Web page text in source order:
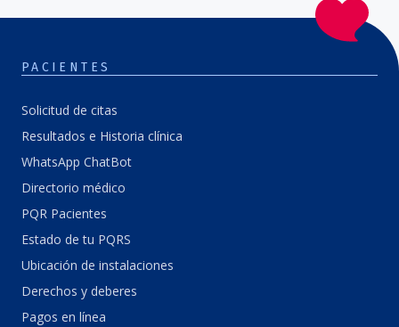
PACIENTES
Solicitud de citas
Resultados e Historia clínica
WhatsApp ChatBot
Directorio médico
PQR Pacientes
Estado de tu PQRS
Ubicación de instalaciones
Derechos y deberes
Pagos en línea